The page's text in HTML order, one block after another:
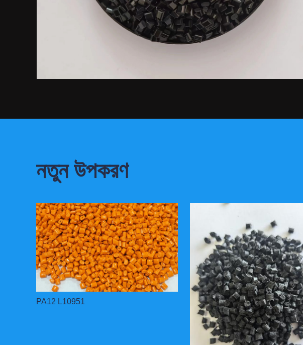
নতুন উপকরণ
PA12 L10951